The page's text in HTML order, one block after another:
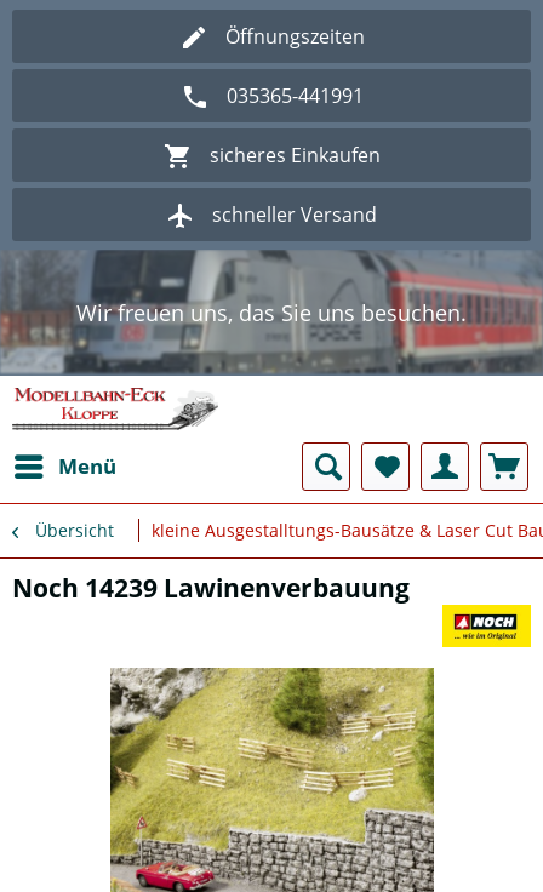
Öffnungszeiten
035365-441991
sicheres Einkaufen
schneller Versand
Wir freuen uns, das Sie uns besuchen.
Herzlich Willkommen im Onlineshop
Modellbahn - Eck Kloppe.
Wir freuen uns, das Sie uns besuchen.
Herzlich Willkommen im Onlineshop
Modellbahn - Eck Kloppe.
Menü
Übersicht kleine Ausgestalltungs-Bausätze & Laser Cut
Noch 14239 Lawinenverbauung